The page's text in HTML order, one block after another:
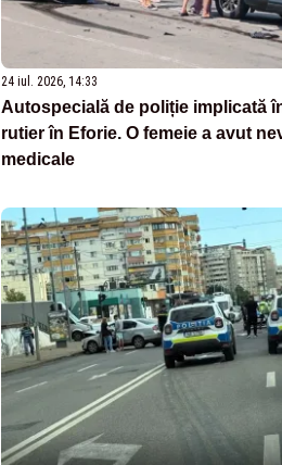
24 iul. 2026, 14:33
Autospecială de poliție implicată
rutier în Eforie. O femeie a avut
medicale